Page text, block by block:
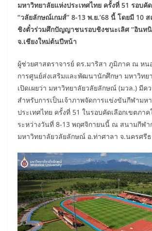
มหาวิทยาลัยแห่งประเทศไทย ครั้งที่ 51 รอบคั
“วลัยลักษณ์เกมส์” 8-13 พ.ย.’68 นี้ โดยมี 10
ชิงตั๋วร่วมศึกปัญญาชนรอบชิงชนะเลิศ “อินทนิ
จ.เชียงใหม่ต้นปีหน้า
ผู้ช่วยศาสตราจารย์ ดร.มาริสา ภูมิภาค ณ หน
การศูนย์ส่งเสริมและพัฒนานักศึกษา มหาวิท
เปิดเผยว่า มหาวิทยาลัยวลัยลักษณ์ (มวล.) มีค
สำหรับการเป็นเจ้าภาพจัดการแข่งขันกีฬามห
ประเทศไทย ครั้งที่ 51 ในรอบคัดเลือกเขตภา
ระหว่างวันที่ 8-13 พฤศจิกายนนี้ ณ สนามกีฬา
มหาวิทยาลัยวลัยลักษณ์ อ.ท่าศาลา จ.นครศรี